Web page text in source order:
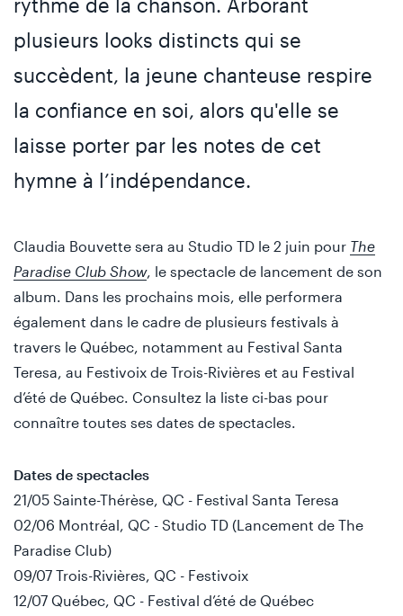
plusieurs looks distincts qui se
succèdent, la jeune chanteuse respire
la confiance en soi, alors qu'elle se
laisse porter par les notes de cet
hymne à l’indépendance.
Claudia Bouvette sera au Studio TD le 2 juin pour The
Paradise Club Show, le spectacle de lancement de son
album. Dans les prochains mois, elle performera
également dans le cadre de plusieurs festivals à
travers le Québec, notamment au Festival Santa
Teresa, au Festivoix de Trois-Rivières et au Festival
d’été de Québec. Consultez la liste ci-bas pour
connaître toutes ses dates de spectacles.
Dates de spectacles
21/05 Sainte-Thérèse, QC - Festival Santa Teresa
02/06 Montréal, QC - Studio TD (Lancement de The
Paradise Club)
09/07 Trois-Rivières, QC - Festivoix
12/07 Québec, QC - Festival d’été de Québec